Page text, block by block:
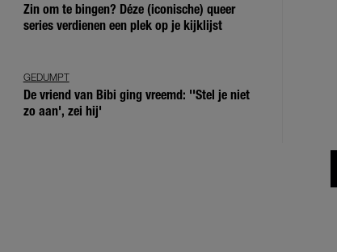
Zin om te bingen? Déze (iconische) queer
series verdienen een plek op je kijklijst
GEDUMPT
De vriend van Bibi ging vreemd: ''Stel je niet
zo aan', zei hij'